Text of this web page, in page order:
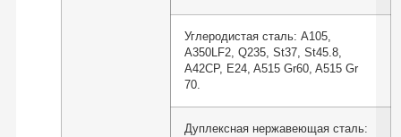
Углеродистая сталь: A105,
A350LF2, Q235, St37, St45.8,
A42CP, E24, A515 Gr60, A515 Gr
70.
Дуплексная нержавеющая сталь: